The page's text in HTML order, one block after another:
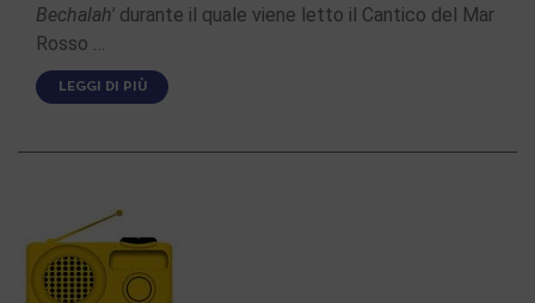
Bechalah' durante il quale viene letto il Cantico del Mar
Rosso …
LEGGI DI PIÙ